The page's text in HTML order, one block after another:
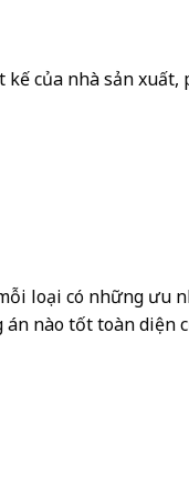
của nhà sản xuất,
loại có những ưu
nào tốt toàn diện